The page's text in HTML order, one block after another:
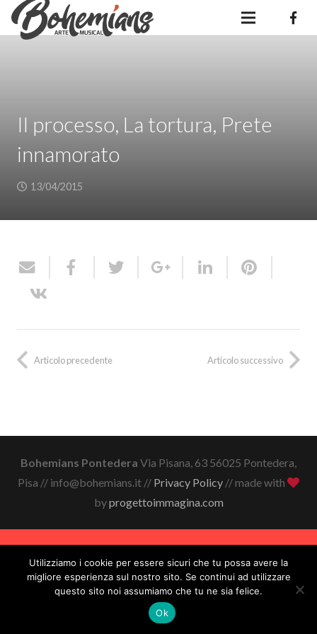
Il processo, La tortura, Prete
innamorato
13/04/2015
Articolo precedente Articolo successivo
Bohemians Pontedera Via Pisana, 63 56025 Pontedera,
Pisa // info@bohemians.it // Privacy Policy// made with
byprogettoimmagina.com
Utilizziamo i cookie per essere sicuri che tu possa avere la
migliore esperienza sul nostro sito. Se continui ad utilizzare
questo sito noi assumiamo che tu ne sia felice.
Ok